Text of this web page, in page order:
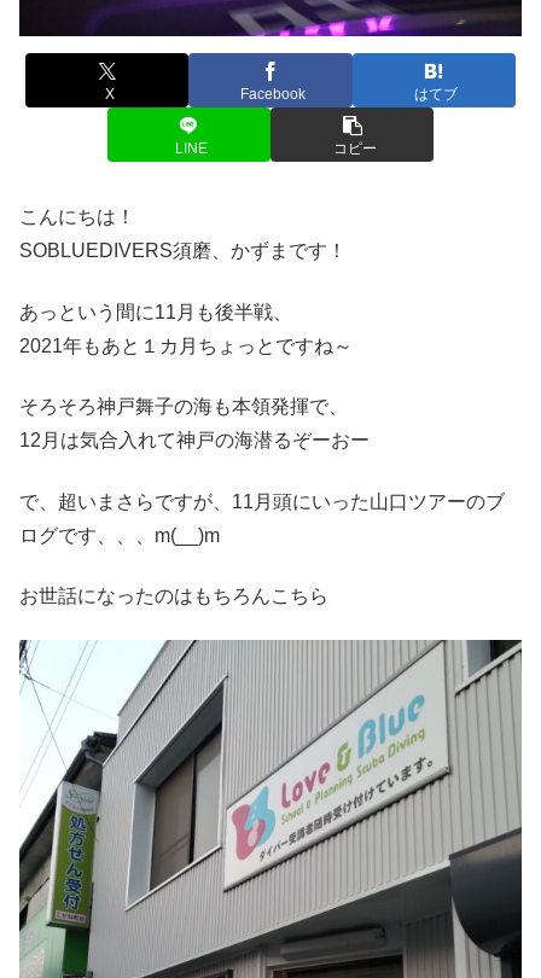
X Facebook はてブ
LINE コピー
こんにちは！
SOBLUEDIVERS須磨、かずまです！
あっという間に11月も後半戦、
2021年もあと１カ月ちょっとですね～
そろそろ神戸舞子の海も本領発揮で、
12月は気合入れて神戸の海潜るぞーおー
で、超いまさらですが、11月頭にいった山口ツアーのブ
ログです、、、m(__)m
お世話になったのはもちろんこちら